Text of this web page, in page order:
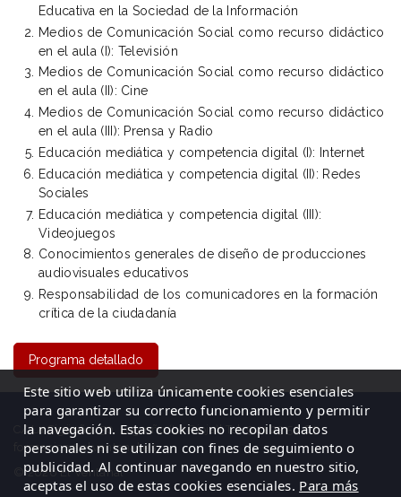
Educativa en la Sociedad de la Información
Medios de Comunicación Social como recurso didáctico
en el aula (I): Televisión
Medios de Comunicación Social como recurso didáctico
en el aula (II): Cine
Medios de Comunicación Social como recurso didáctico
en el aula (III): Prensa y Radio
Educación mediática y competencia digital (I): Internet
Educación mediática y competencia digital (II): Redes
Sociales
Educación mediática y competencia digital (III):
Videojuegos
Conocimientos generales de diseño de producciones
audiovisuales educativos
Responsabilidad de los comunicadores en la formación
crítica de la ciudadanía
Programa detallado
C/ La Cigüeña, 50, Logroño (La Rioja)| Tel: 941 23 59 65
formacion@elventanal.es
© 2026 El Ventanal
Este sitio web utiliza únicamente cookies esenciales
para garantizar su correcto funcionamiento y permitir
la navegación. Estas cookies no recopilan datos
personales ni se utilizan con fines de seguimiento o
publicidad. Al continuar navegando en nuestro sitio,
aceptas el uso de estas cookies esenciales. Para más